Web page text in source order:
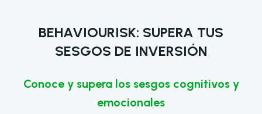
BEHAVIOURISK: SUPERA TUS
SESGOS DE INVERSIÓN
Conoce y supera los sesgos cognitivos y
emocionales